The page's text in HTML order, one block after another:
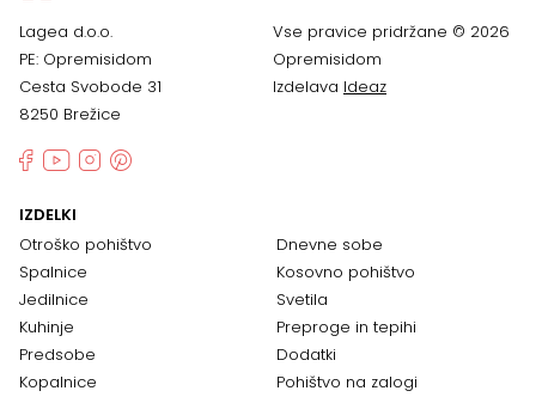
Lagea d.o.o.
PE: Opremisidom
Cesta Svobode 31
8250 Brežice
Vse pravice pridržane © 2026
Opremisidom
Izdelava Ideaz
IZDELKI
Otroško pohištvo
Spalnice
Jedilnice
Kuhinje
Predsobe
Kopalnice
Dnevne sobe
Kosovno pohištvo
Svetila
Preproge in tepihi
Dodatki
Pohištvo na zalogi